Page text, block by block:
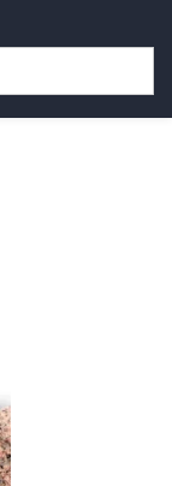
must have
wp-
class-merlin-